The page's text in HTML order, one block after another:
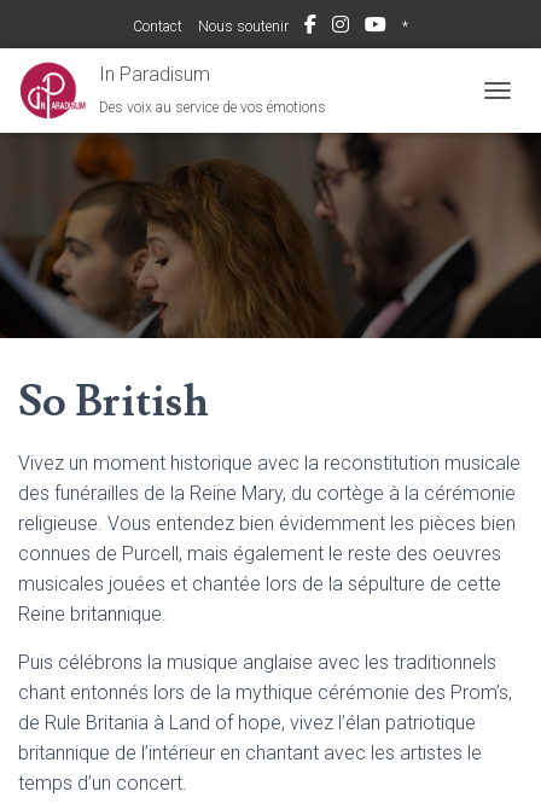
Contact Nous soutenir *
In Paradisum
Des voix au service de vos émotions
So British
Vivez un moment historique avec la reconstitution musicale
des funérailles de la Reine Mary, du cortège à la cérémonie
religieuse. Vous entendez bien évidemment les pièces bien
connues de Purcell, mais également le reste des oeuvres
musicales jouées et chantée lors de la sépulture de cette
Reine britannique.
Puis célébrons la musique anglaise avec les traditionnels
chant entonnés lors de la mythique cérémonie des Prom’s,
de Rule Britania à Land of hope, vivez l’élan patriotique
britannique de l’intérieur en chantant avec les artistes le
temps d’un concert.